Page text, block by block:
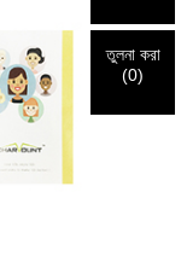
তুলনা করা
(0)